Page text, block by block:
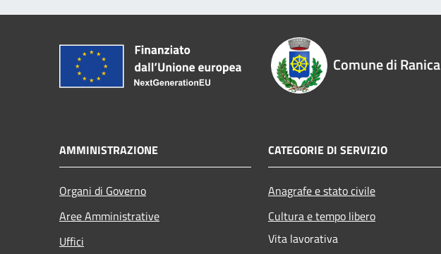
Comune di Ranica
AMMINISTRAZIONE
Organi di Governo
Aree Amministrative
Uffici
CATEGORIE DI SERVIZIO
Anagrafe e stato civile
Cultura e tempo libero
Vita lavorativa